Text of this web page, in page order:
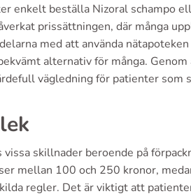
enkelt beställa Nizoral schampo
prissättningen, där många
med att använda
alternativ för många.
vägledning för patienter som
skillnader beroende på
mellan 100 och 250 kronor,
regler. Det är viktigt att